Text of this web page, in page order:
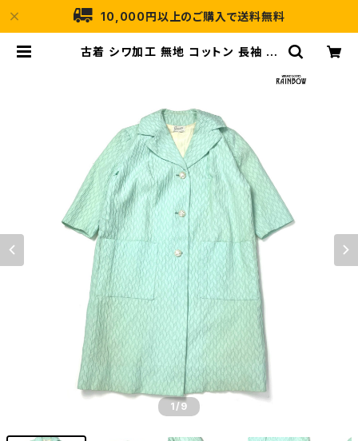
10,000円以上のご購入で送料無料
古着 シワ加工 無地 コットン 長袖 ア
1/9